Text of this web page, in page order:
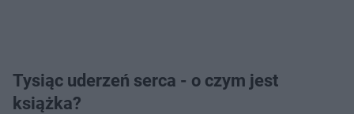
Tysiąc uderzeń serca - o czym jest
książka?